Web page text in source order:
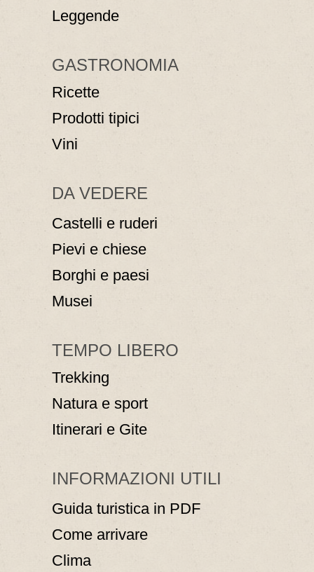
Leggende
GASTRONOMIA
Ricette
Prodotti tipici
Vini
DA VEDERE
Castelli e ruderi
Pievi e chiese
Borghi e paesi
Musei
TEMPO LIBERO
Trekking
Natura e sport
Itinerari e Gite
INFORMAZIONI UTILI
Guida turistica in PDF
Come arrivare
Clima